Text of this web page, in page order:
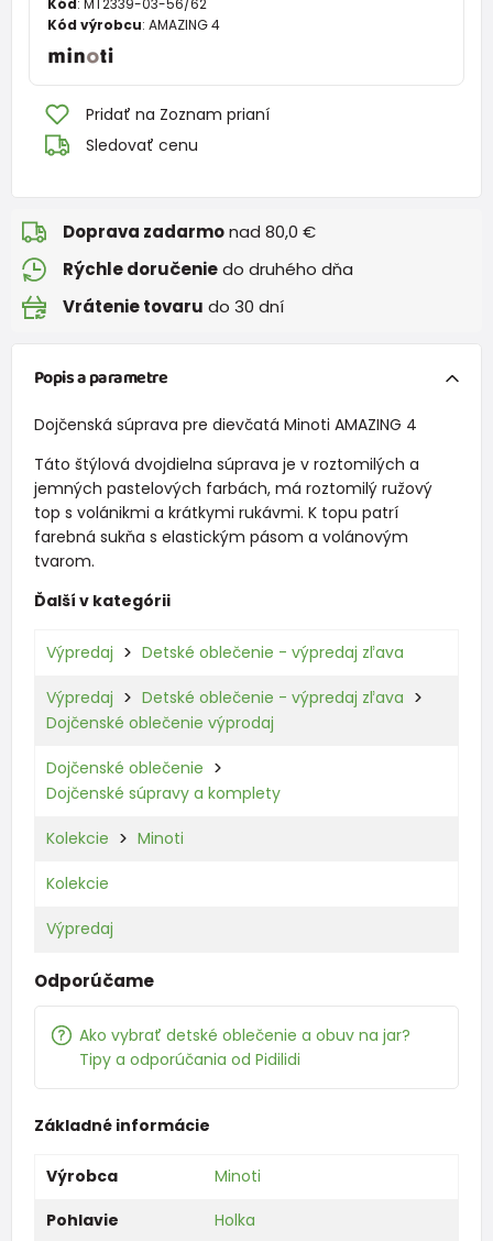
Kód výrobcu: AMAZING 4
Pridať na Zoznam prianí
Sledovať cenu
Doprava zadarmonad 80,0 €
Rýchle doručeniedo druhého dňa
Vrátenie tovaru do 30 dní
Popis a parametre
Dojčenská súprava pre dievčatá Minoti AMAZING 4
Táto štýlová dvojdielna súprava je v roztomilých a
jemných pastelových farbách, má roztomilý ružový
top s volánikmi a krátkymi rukávmi. K topu patrí
farebná sukňa s elastickým pásom a volánovým
tvarom.
Ďalší v kategórii
Výpredaj Detské oblečenie - výpredaj zľava
Výpredaj
Detské oblečenie - výpredaj zľava
Dojčenské oblečenie výprodaj
Dojčenské oblečenie
Dojčenské súpravy a komplety
Kolekcie Minoti
Kolekcie
Výpredaj
Odporúčame
Ako vybrať detské oblečenie a obuv na jar?
Tipy a odporúčania od Pidilidi
Základné informácie
Výrobca
Minoti
Pohlavie
Holka